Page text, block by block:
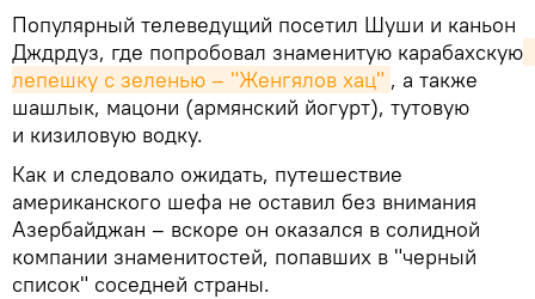
Популярный телеведущий посетил Шуши и каньон
Дждрдуз, где попробовал знаменитую карабахскую
лепешку с зеленью – "Женгялов хац" , а также
шашлык, мацони (армянский йогурт), тутовую
и кизиловую водку.
Как и следовало ожидать, путешествие
американского шефа не оставил без внимания
Азербайджан – вскоре он оказался в солидной
компании знаменитостей, попавших в "черный
список" соседней страны.